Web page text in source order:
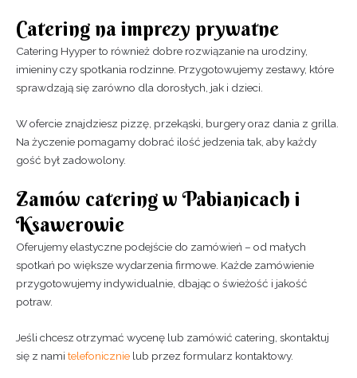
Catering na imprezy prywatne
Catering Hyyper to również dobre rozwiązanie na urodziny,
imieniny czy spotkania rodzinne. Przygotowujemy zestawy, które
sprawdzają się zarówno dla dorosłych, jak i dzieci.
W ofercie znajdziesz pizzę, przekąski, burgery oraz dania z grilla.
Na życzenie pomagamy dobrać ilość jedzenia tak, aby każdy
gość był zadowolony.
Zamów catering w Pabianicach i
Ksawerowie
Oferujemy elastyczne podejście do zamówień – od małych
spotkań po większe wydarzenia firmowe. Każde zamówienie
przygotowujemy indywidualnie, dbając o świeżość i jakość
potraw.
Jeśli chcesz otrzymać wycenę lub zamówić catering, skontaktuj
się z nami telefonicznie lub przez formularz kontaktowy.